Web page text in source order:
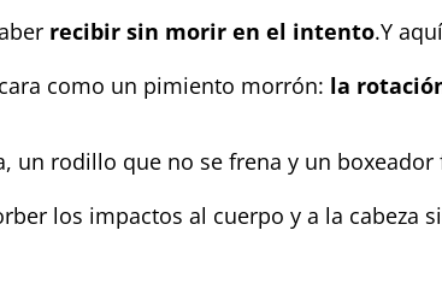
recibir sin morir en el intento.Y
como un pimiento morrón: la
un rodillo que no se frena y un
los impactos al cuerpo y a la cabeza